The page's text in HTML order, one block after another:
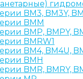
BM3, BM3Y,
BMM
BMP, BMPY,
BMRW1
BМ4, BM4U,
BМH
BМR, BMRY,